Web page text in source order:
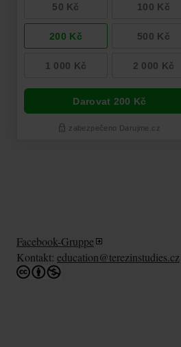
Facebook-Gruppe
Kontakt: education@terezinstudies.cz